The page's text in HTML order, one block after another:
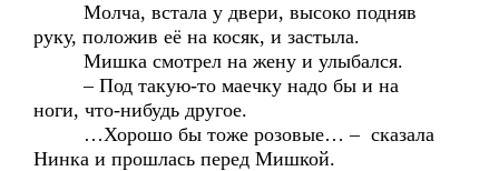
Молча, встала у двери, высоко подняв
руку, положив её на косяк, и застыла.
Мишка смотрел на жену и улыбался.
– Под такую-то маечку надо бы и на
ноги, что-нибудь другое.
…Хорошо бы тоже розовые… – сказала
Нинка и прошлась перед Мишкой.